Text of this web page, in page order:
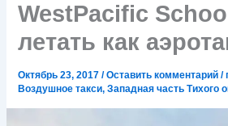
WestPacific
летать как
Октябрь 23, 2017/Оставить комментарий /
Воздушное такси,Западная часть Тихого